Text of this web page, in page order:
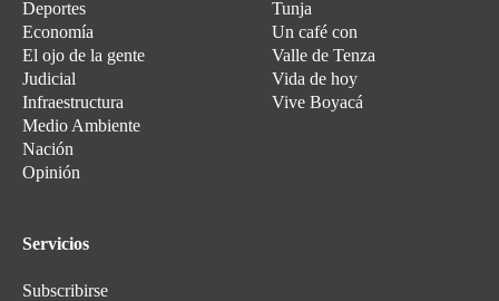
Deportes
Economía
El ojo de la gente
Judicial
Infraestructura
Medio Ambiente
Nación
Opinión
Tunja
Un café con
Valle de Tenza
Vida de hoy
Vive Boyacá
Servicios
Subscribirse